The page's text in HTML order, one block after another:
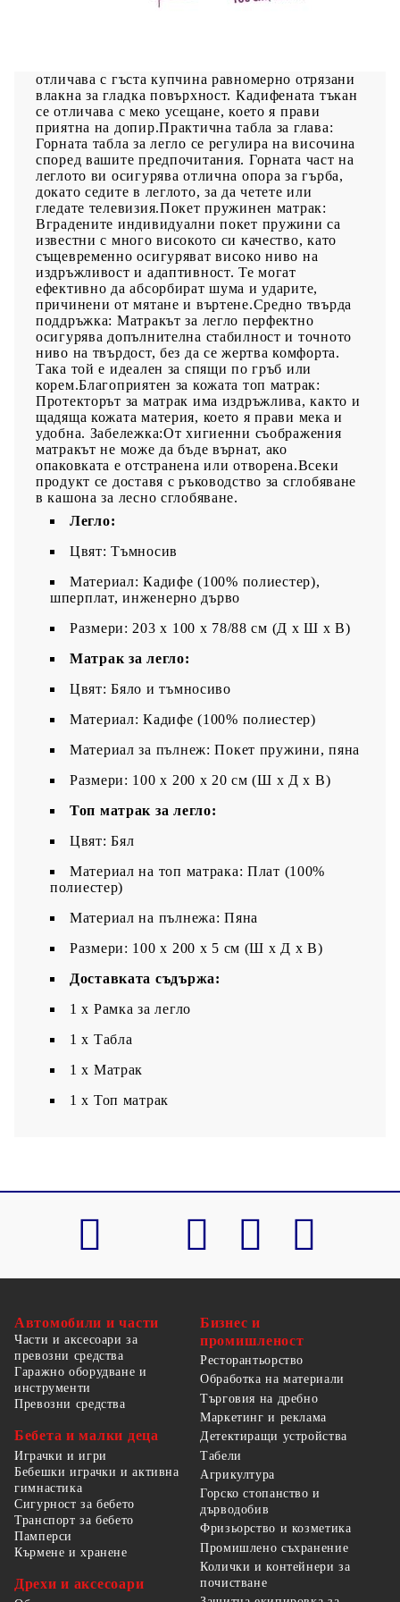
отличава с гъста купчина равномерно отрязани
влакна за гладка повърхност. Кадифената тъкан
се отличава с меко усещане, което я прави
приятна на допир.Практична табла за глава:
Горната табла за легло се регулира на височина
според вашите предпочитания. Горната част на
леглото ви осигурява отлична опора за гърба,
докато седите в леглото, за да четете или
гледате телевизия.Покет пружинен матрак:
Вградените индивидуални покет пружини са
известни с много високото си качество, като
същевременно осигуряват високо ниво на
издръжливост и адаптивност. Те могат
ефективно да абсорбират шума и ударите,
причинени от мятане и въртене.Средно твърда
поддръжка: Матракът за легло перфектно
осигурява допълнителна стабилност и точното
ниво на твърдост, без да се жертва комфорта.
Така той е идеален за спящи по гръб или
корем.Благоприятен за кожата топ матрак:
Протекторът за матрак има издръжлива, както и
щадяща кожата материя, което я прави мека и
удобна. Забележка:От хигиенни съображения
матракът не може да бъде върнат, ако
опаковката е отстранена или отворена.Всеки
продукт се доставя с ръководство за сглобяване
в кашона за лесно сглобяване.
Легло:
Цвят: Тъмносив
Материал: Кадифе (100% полиестер),
шперплат, инженерно дърво
Размери: 203 x 100 x 78/88 см (Д x Ш x В)
Матрак за легло:
Цвят: Бяло и тъмносиво
Материал: Кадифе (100% полиестер)
Материал за пълнеж: Покет пружини, пяна
Размери: 100 x 200 x 20 см (Ш x Д x В)
Топ матрак за легло:
Цвят: Бял
Материал на топ матрака: Плат (100%
полиестер)
Материал на пълнежа: Пяна
Размери: 100 x 200 x 5 см (Ш x Д x В)
Доставката съдържа:
1 x Рамка за легло
1 x Табла
1 x Матрак
1 х Топ матрак
Автомобили и части
Части и аксесоари за
превозни средства
Гаражно оборудване и
инструменти
Превозни средства
Бебета и малки деца
Играчки и игри
Бебешки играчки и активна
гимнастика
Сигурност за бебето
Транспорт за бебето
Памперси
Кърмене и хранене
Дрехи и аксесоари
Бизнес и
промишленост
Ресторантьорство
Обработка на материали
Търговия на дребно
Маркетинг и реклама
Детектиращи устройства
Табели
Агрикултура
Горско стопанство и
дърводобив
Фризьорство и козметика
Промишлено съхранение
Колички и контейнери за
почистване